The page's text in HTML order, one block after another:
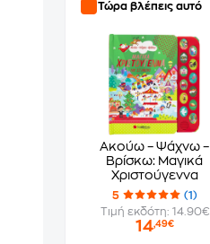
Τώρα βλέπεις αυτό
Ακούω – Ψάχνω –
Βρίσκω: Μαγικά
Χριστούγεννα
5
(1)
Τιμή εκδότη: 14.90€
14,49€